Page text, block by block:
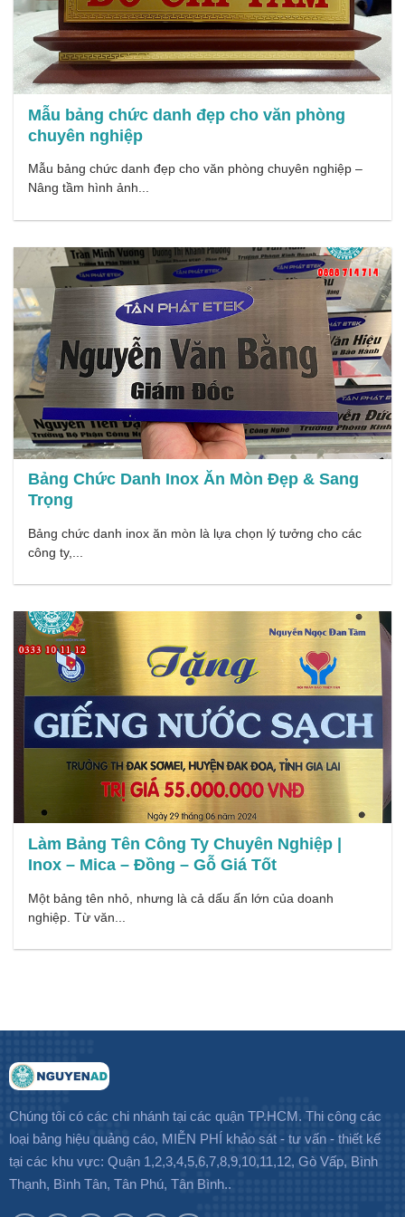
Mẫu bảng chức danh đẹp cho văn phòng
chuyên nghiệp
Mẫu bảng chức danh đẹp cho văn phòng chuyên nghiệp –
Nâng tầm hình ảnh...
Bảng Chức Danh Inox Ăn Mòn Đẹp & Sang
Trọng
Bảng chức danh inox ăn mòn là lựa chọn lý tưởng cho các
công ty,...
Làm Bảng Tên Công Ty Chuyên Nghiệp |
Inox – Mica – Đồng – Gỗ Giá Tốt
Một bảng tên nhỏ, nhưng là cả dấu ấn lớn của doanh
nghiệp. Từ văn...
Chúng tôi có các chi nhánh tại các quận TP.HCM. Thi công các
loại bảng hiệu quảng cáo, MIỄN PHÍ khảo sát - tư vấn - thiết kế
tại các khu vực: Quận 1,2,3,4,5,6,7,8,9,10,11,12, Gò Vấp, Bình
Thạnh, Bình Tân, Tân Phú, Tân Bình..